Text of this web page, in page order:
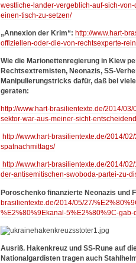
westliche-lander-vergeblich-auf-sich-
einen-tisch-zu-setzen/
„Annexion der Krim“: http://www.hart-
offiziellen-oder-die-von-rechtsexperte-
Wie die Marionettenregierung in Kiew
Rechtsextremisten, Neonazis, SS-
Manipulierungstricks dafür, daß bei
geraten:
http://www.hart-brasilientexte.de/2014/
sektor-war-aus-meiner-sicht-
http://www.hart-brasilientexte.de/2014/
spatnachmittags/
http://www.hart-brasilientexte.de/2014/
der-antisemitischen-swoboda-partei-zu-
Poroschenko finanzierte Neonazis und
brasilientexte.de/2014/05/27/
%E2%80%9Ekanal-5%E2%80%9C-
Ausriß. Hakenkreuz und SS-Rune auf
Nationalgardisten tragen auch